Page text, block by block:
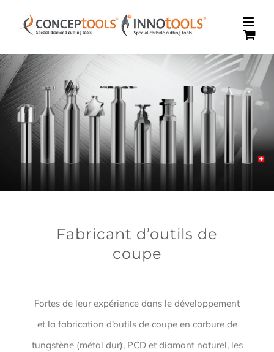
contenu
Fabricant d’outils de
coupe
Fortes de leur expérience dans le développement
et la fabrication d’outils de coupe en carbure de
tungstène (métal dur), PCD et diamant naturel, les